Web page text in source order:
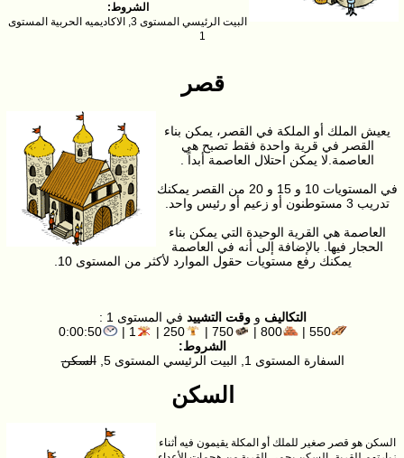
الشروط:
البيت الرئيسي المستوى 3, الاكاديميه الحربية المستوى
1
قصر
يعيش الملك أو الملكة في القصر، يمكن بناء
القصر في قرية واحدة فقط تصبح هي
العاصمة.لا يمكن احتلال العاصمة أبداً .
في المستويات 10 و 15 و 20 من القصر يمكنك
تدريب 3 مستوطنون أو زعيم أو رئيس واحد.
العاصمة هي القرية الوحيدة التي يمكن بناء
الحجار فيها. بالإضافة إلى أنه في العاصمة
يمكنك رفع مستويات حقول الموارد لأكثر من المستوى 10.
التكاليف ووقت التشييد في المستوى 1 :
550 |
800 |
750 |
250 |
1 |
0:00:50
الشروط:
السفارة المستوى 1, البيت الرئيسي المستوى 5,
السكن
السكن
السكن هو قصر صغير للملك أو المكلة يقيمون فيه أثناء